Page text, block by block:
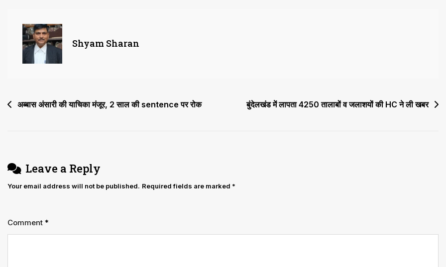
Shyam Sharan
Post
अब्बास अंसारी की याचिका मंजूर, 2 साल की sentence पर रोक बुंदेलखंड में लापता 4250 तालाबों व जलाशयों की HC ने ली खबर
Leave a Reply
Your email address will not be published. Required fields are marked *
Comment *